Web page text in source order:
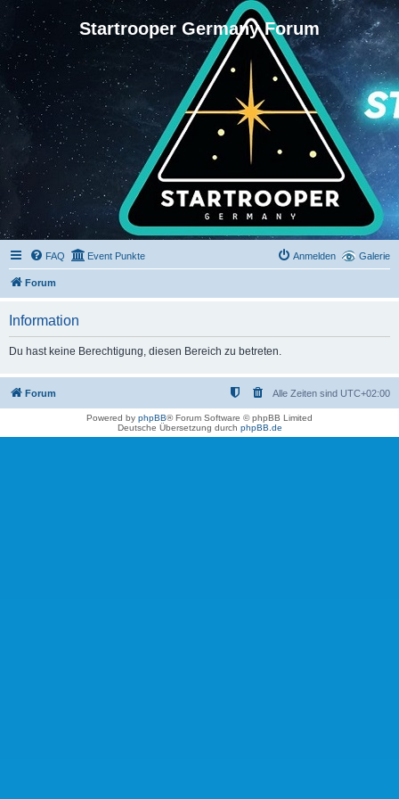
Startrooper Germany Forum
Galerie
FAQ Event Punkte Anmelden
Forum
Information
Du hast keine Berechtigung, diesen Bereich zu betreten.
Forum Alle Zeiten sind UTC+02:00
Powered by phpBB® Forum Software © phpBB Limited
Deutsche Übersetzung durch phpBB.de